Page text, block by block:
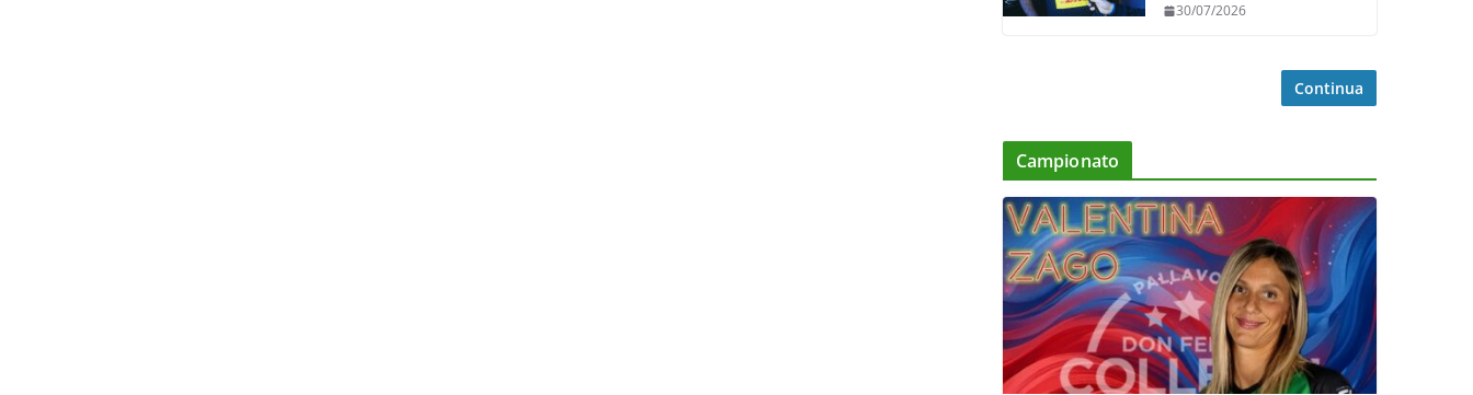
dalla prestazione in
30/07/2026
Continua
Campionato